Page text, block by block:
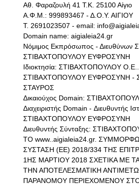
Αθ. Φαραζουλή 41 Τ.Κ. 25100 Αίγιο
Α.Φ.Μ.: 999893467 - Δ.Ο.Υ. ΑΙΓΙΟΥ
Τ. 2691023507 - email:
Domain name: aigialeia24.gr
Νόμιμος Εκπρόσωπος - Διευθύνων
ΣΤΙΒΑΧΤΟΠΟΥΛΟΥ ΕΥΦΡΟΣΥΝΗ
Ιδιοκτησία: ΣΤΙΒΑΧΤΟΠΟΥΛΟΥ Ο.Ε..
ΣΤΙΒΑΧΤΟΠΟΥΛΟΥ ΕΥΦΡΟΣΥΝΗ -
ΣΤΑΥΡΟΣ
Δικαιούχος Domain:
Διαχειριστής Domain - Διευθυντής
ΣΤΙΒΑΧΤΟΠΟΥΛΟΥ ΕΥΦΡΟΣΥΝΗ
Διευθυντής Σύνταξης:
ΤΟ www..aigialeia24.gr.
ΣΥΣΤΑΣΗ (ΕΕ) 2018/334 ΤΗΣ
1ΗΣ ΜΑΡΤΙΟΥ 2018 ΣΧΕΤΙΚΑ ΜΕ
ΤΗΝ ΑΠΟΤΕΛΕΣΜΑΤΙΚΗ
ΠΑΡΑΝΟΜΟΥ ΠΕΡΙΕΧΟΜΕΝΟΥ ΣΤΟ